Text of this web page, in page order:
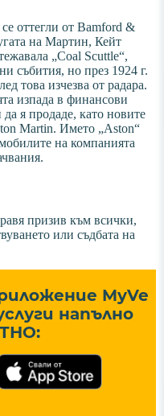
оттегли от Bamford &
на Мартин, Кейт
„Coal Scuttle“,
събития, но през 1924 г.
това изчезва от радара.
изпада в финансови
я продаде, като новите
Martin. Името „Aston“
на компанията
призив към всички,
или съдбата на
MyVe
напълно